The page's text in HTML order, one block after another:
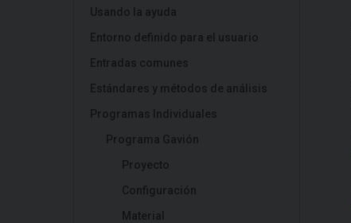
Usando la ayuda
Entorno definido para el usuario
Entradas comunes
Estándares y métodos de análisis
Programas Individuales
Programa Gavión
Proyecto
Configuración
Material